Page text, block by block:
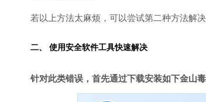
若以上方法太麻烦，可以尝试第二种方法解决
二、 使用安全软件工具快速解决
针对此类错误，首先通过下载安装如下金山毒